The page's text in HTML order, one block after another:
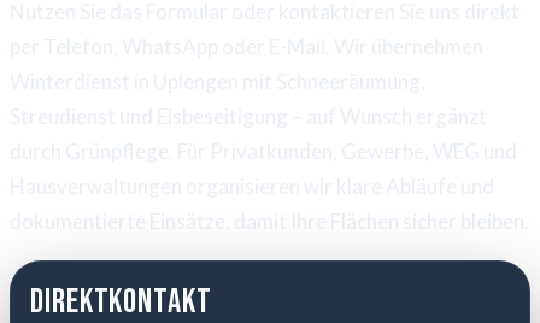
dokumentierte Einsätze, damit Ihre Flächen sicher bleiben.
Direktkontakt